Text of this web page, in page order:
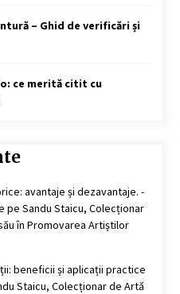
– Ghid de verificări și
ce merită citit cu
avantaje și dezavantaje. -
pe Sandu Staicu, Colecționar
în Promovarea Artiștilor
beneficii și aplicații practice
Staicu, Colecționar de Artă